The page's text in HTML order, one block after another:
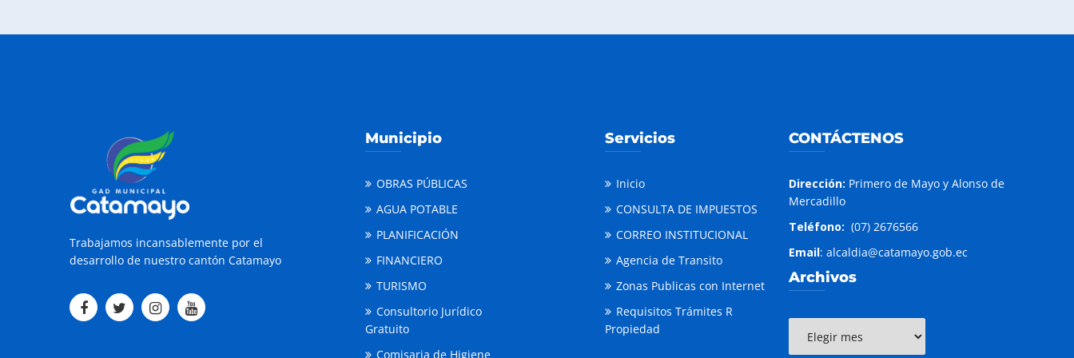
Trabajamos incansablemente por el
desarrollo de nuestro cantón Catamayo
Municipio
OBRAS PÚBLICAS
AGUA POTABLE
PLANIFICACIÓN
FINANCIERO
TURISMO
Consultorio Jurídico
Gratuito
Comisaria de Higiene
Servicios
Inicio
CONSULTA DE IMPUESTOS
CORREO INSTITUCIONAL
Agencia de Transito
Zonas Publicas con Internet
Requisitos Trámites R
Propiedad
CONTÁCTENOS
Dirección: Primero de Mayo y Alonso de
Mercadillo
Teléfono: (07) 2676566
Email: alcaldia@catamayo.gob.ec
Archivos